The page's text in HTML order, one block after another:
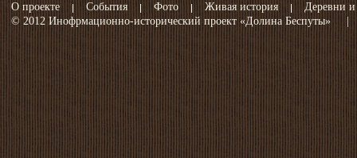
О проекте События Фото Живая история
Деревни и
© 2012 Инофрмационно-исторический проект «Долина